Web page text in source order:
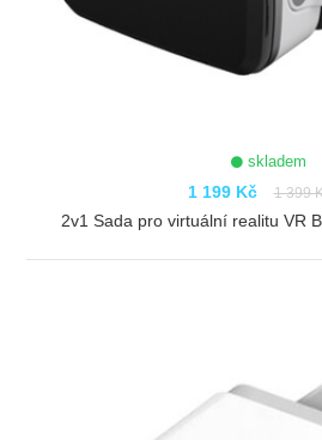
skladem
1 199 Kč 1 399
2v1 Sada pro virtuální realitu VR